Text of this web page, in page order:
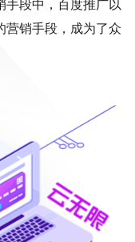
手段中，百度推广以
营销手段，成为了众